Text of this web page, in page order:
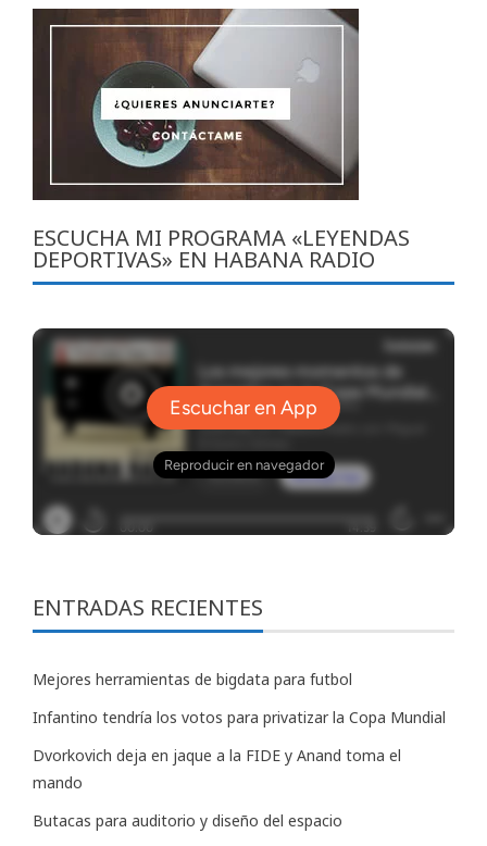
ESCUCHA MI PROGRAMA «LEYENDAS
DEPORTIVAS» EN HABANA RADIO
ENTRADAS RECIENTES
Mejores herramientas de bigdata para futbol
Infantino tendría los votos para privatizar la Copa Mundial
Dvorkovich deja en jaque a la FIDE y Anand toma el
mando
Butacas para auditorio y diseño del espacio